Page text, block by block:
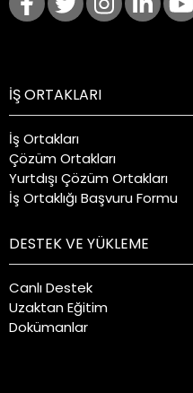
İŞ ORTAKLARI
İş Ortakları
Çözüm Ortakları
Yurtdışı Çözüm Ortakları
İş Ortaklığı Başvuru Formu
DESTEK VE YÜKLEME
Canlı Destek
Uzaktan Eğitim
Dokümanlar